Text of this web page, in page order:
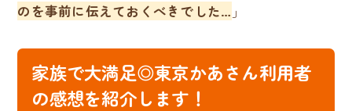
のを事前に伝えておくべきでした… 」
家族で大満足◎東京かあさん利用者
の感想を紹介します！